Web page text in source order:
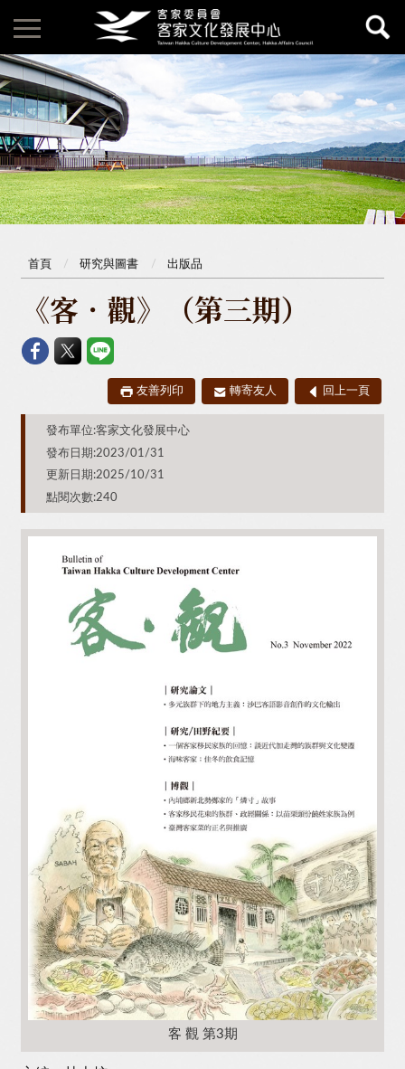
首頁 研究與圖書 出版品
《客．觀》（第三期）
友善列印 轉寄友人 回上一頁
發布單位:客家文化發展中心
發布日期:2023/01/31
更新日期:2025/10/31
點閱次數:240
客 觀 第3期